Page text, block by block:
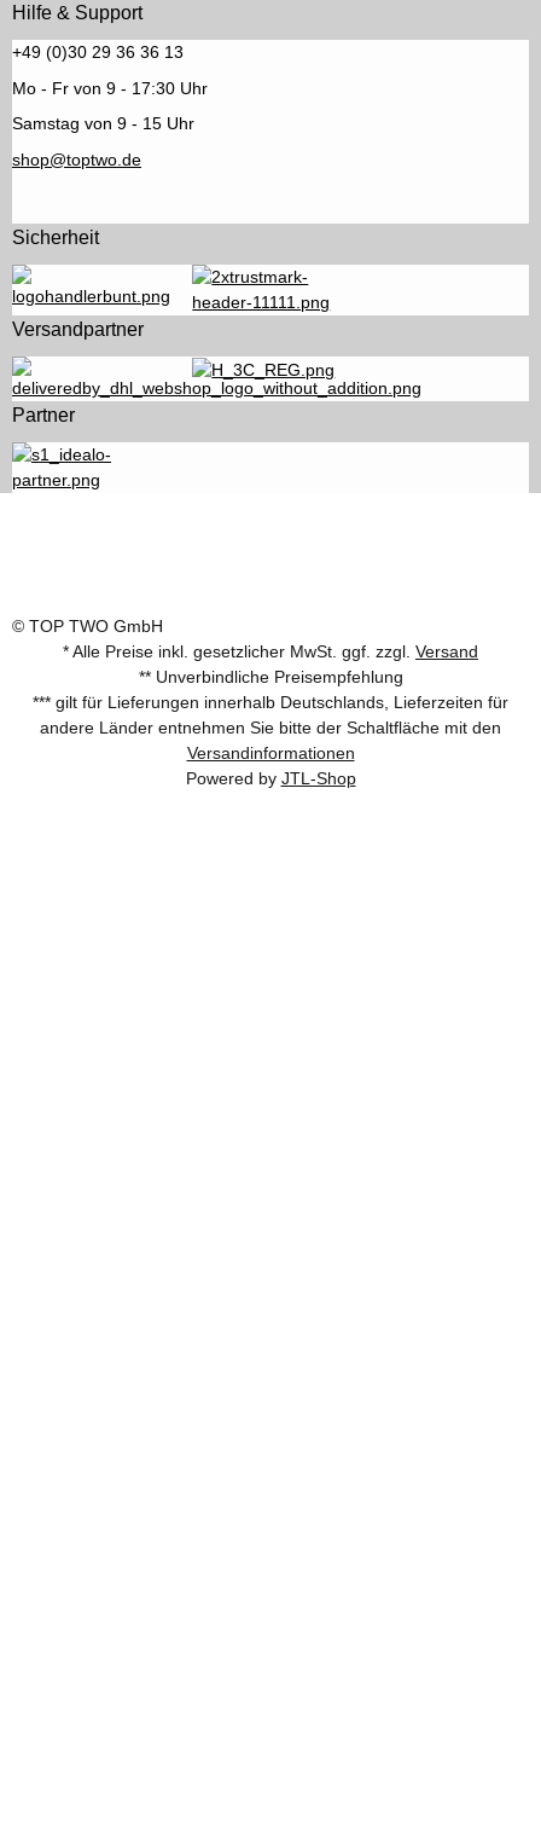
Hilfe & Support
+49 (0)30 29 36 36 13
Mo - Fr von 9 - 17:30 Uhr
Samstag von 9 - 15 Uhr
shop@toptwo.de
Sicherheit
Versandpartner
Partner
© TOP TWO GmbH
* Alle Preise inkl. gesetzlicher MwSt. ggf. zzgl. Versand
** Unverbindliche Preisempfehlung
*** gilt für Lieferungen innerhalb Deutschlands, Lieferzeiten für
andere Länder entnehmen Sie bitte der Schaltfläche mit den
Versandinformationen
Powered by JTL-Shop